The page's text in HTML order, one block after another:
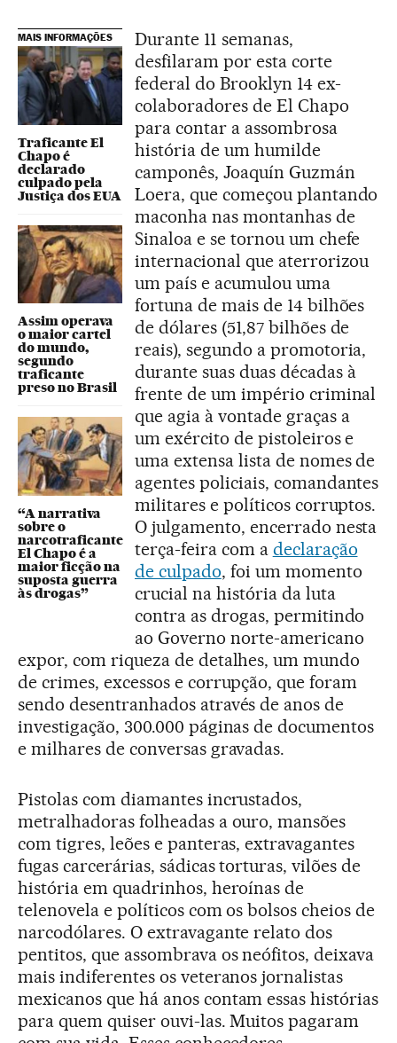
MAIS INFORMAÇÕES
Traficante El
Chapo é
declarado
culpado pela
Justiça dos EUA
Assim operava
o maior cartel
do mundo,
segundo
traficante
preso no Brasil
“A narrativa
sobre o
narcotraficante
El Chapo é a
maior ficção na
suposta guerra
às drogas”
Durante 11 semanas,
desfilaram por esta corte
federal do Brooklyn 14 ex-
colaboradores de El Chapo
para contar a assombrosa
história de um humilde
camponês, Joaquín Guzmán
Loera, que começou plantando
maconha nas montanhas de
Sinaloa e se tornou um chefe
internacional que aterrorizou
um país e acumulou uma
fortuna de mais de 14 bilhões
de dólares (51,87 bilhões de
reais), segundo a promotoria,
durante suas duas décadas à
frente de um império criminal
que agia à vontade graças a
um exército de pistoleiros e
uma extensa lista de nomes de
agentes policiais, comandantes
militares e políticos corruptos.
O julgamento, encerrado nesta
terça-feira com a declaração
de culpado, foi um momento
crucial na história da luta
contra as drogas, permitindo
ao Governo norte-americano
expor, com riqueza de detalhes, um mundo
de crimes, excessos e corrupção, que foram
sendo desentranhados através de anos de
investigação, 300.000 páginas de documentos
e milhares de conversas gravadas.
Pistolas com diamantes incrustados,
metralhadoras folheadas a ouro, mansões
com tigres, leões e panteras, extravagantes
fugas carcerárias, sádicas torturas, vilões de
história em quadrinhos, heroínas de
telenovela e políticos com os bolsos cheios de
narcodólares. O extravagante relato dos
pentitos, que assombrava os neófitos, deixava
mais indiferentes os veteranos jornalistas
mexicanos que há anos contam essas histórias
para quem quiser ouvi-las. Muitos pagaram